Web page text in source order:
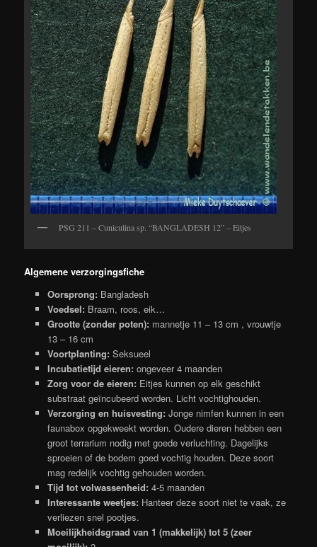
PSG 211 – Cuniculina sp. “BANGLADESH 12” – Eitjes
Algemene verzorgingsfiche
Oorsprong: Bangladesh
Voedsel: Braam, roos, eik…
Grootte (zonder poten): mannetje 11 – 13 cm , vrouwtje
13 – 16 cm
Voortplanting: Seksueel
Incubatietijd eieren: ongeveer 4 maanden
Zorg voor de eieren: Eitjes kunnen op elk geschikt
substraat geïncubeerd worden. Licht vochtighouden.
Verzorging en huisvesting: Jonge nimfen kunnen in een
faunabox opgekweekt worden. Oudere dieren hebben een
groot terrarium nodig met goede verluchting. Dagelijks
sproeien of de bodem goed vochtig houden. Deze soort
mag redelijk vochtig gehouden worden.
Tijd tot volwassenheid: 4-5 maanden
Interessante weetjes: Hanteer deze soort niet te vaak, ze
verliezen snel pootjes.
Moeilijkheidsgraad van 1 (makkelijk) tot 5 (zeer